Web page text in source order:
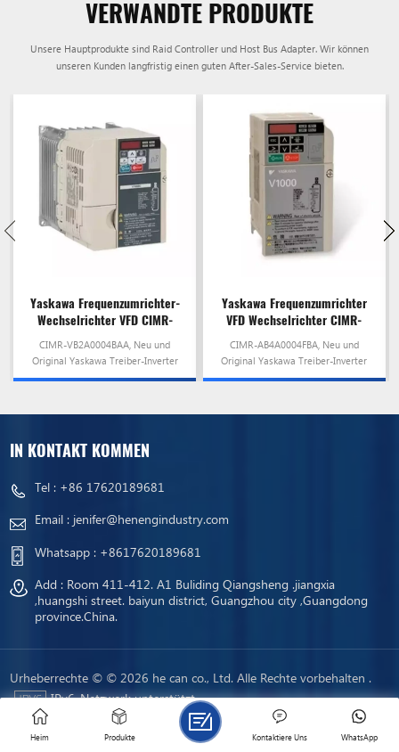
VERWANDTE PRODUKTE
Unsere Hauptprodukte sind Raid Controller und Host Bus Adapter. Wir können
unseren Kunden langfristig einen guten After-Sales-Service bieten.
Yaskawa Frequenzumrichter-
Wechselrichter VFD CIMR-
VB2A0004BAA
CIMR-VB2A0004BAA, Neu und
Original Yaskawa Treiber-Inverter
VFD, auf Lager und versandbereit!
Yaskawa Frequenzumrichter
VFD Wechselrichter CIMR-
AB4A0004FBA
CIMR-AB4A0004FBA, Neu und
Original Yaskawa Treiber-Inverter
VFD, auf Lager und versandbereit!
IN KONTAKT KOMMEN
Tel : +86 17620189681
Email : jenifer@henengindustry.com
Whatsapp : +8617620189681
Add : Room 411-412. A1 Buliding Qiangsheng .jiangxia
,huangshi street. baiyun district, Guangzhou city ,Guangdong
province.China.
Urheberrechte © © 2026 he can co., Ltd. Alle Rechte vorbehalten .
IPv6-Netzwerk unterstützt
SEITENVERZEICHNIS DATENSCHUTZ-BESTIMMUNGEN
Heim Produkte WhatsApp
Kontaktiere Uns